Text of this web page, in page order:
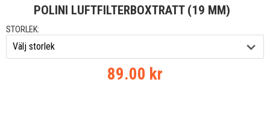
När du valt kommer butiken visa delar för vald moped
POLINI LUFTFILTERBOXTRATT (19 MM)
STORLEK:
89.00 kr